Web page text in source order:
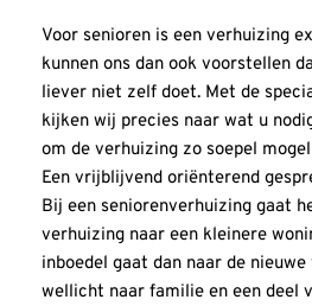
Voor senioren is een verhuizing
kunnen ons dan ook voorstellen
liever niet zelf doet. Met de
kijken wij precies naar wat u
om de verhuizing zo soepel
Een vrijblijvend oriënterend
Bij een seniorenverhuizing gaat
verhuizing naar een kleinere
inboedel gaat dan naar de nieuwe
wellicht naar familie en een deel